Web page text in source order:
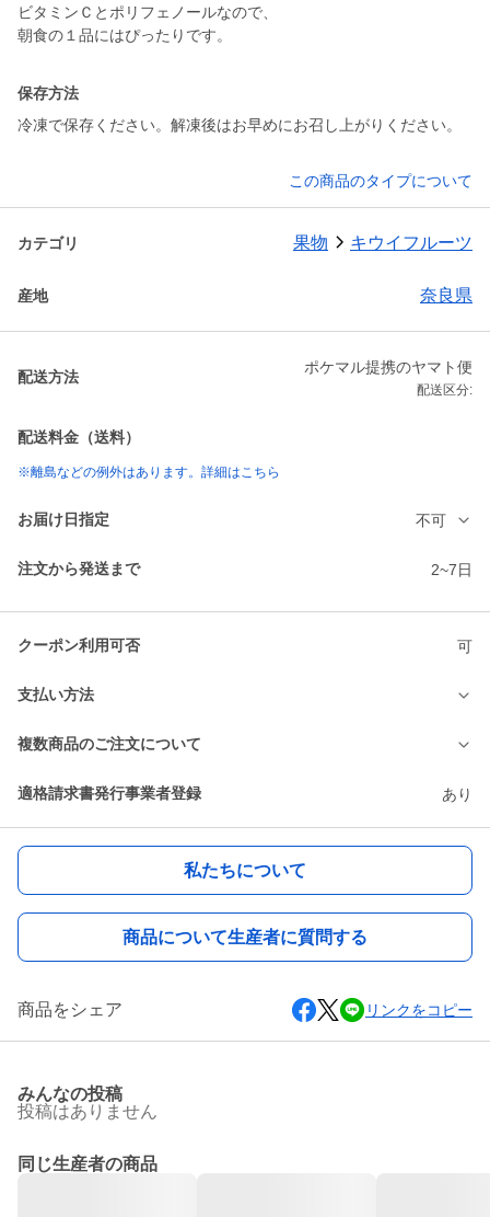
ビタミンＣとポリフェノールなので、
朝食の１品にはぴったりです。
保存方法
冷凍で保存ください。解凍後はお早めにお召し上がりください。
この商品のタイプについて
カテゴリ 果物 キウイフルーツ
産地 奈良県
配送方法
ポケマル提携のヤマト便
配送区分:
配送料金（送料）
※離島などの例外はあります。詳細はこちら
お届け日指定 不可
注文から発送まで 2~7日
クーポン利用可否 可
支払い方法
複数商品のご注文について
適格請求書発行事業者登録 あり
私たちについて
商品について生産者に質問する
商品をシェア リンクをコピー
みんなの投稿
投稿はありません
同じ生産者の商品